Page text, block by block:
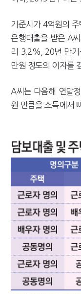
기준시가 4억원의
은행대출을 받은 A
리 3.2%, 20년 만기
만원 정도의 이자를
A씨는 다음해 연말
원 만큼을 소득에서